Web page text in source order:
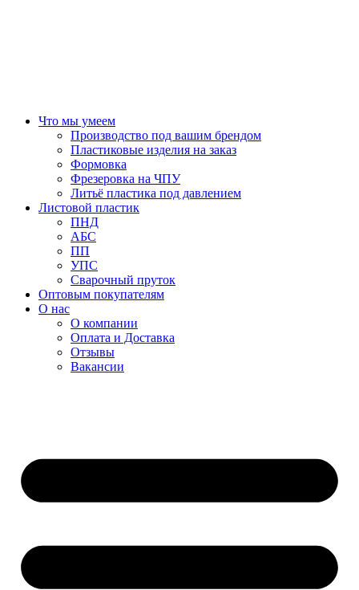
Что мы умеем
Производство под вашим брендом
Пластиковые изделия на заказ
Формовка
Фрезеровка на ЧПУ
Литьё пластика под давлением
Листовой пластик
ПНД
АБС
ПП
УПС
Сварочный пруток
Оптовым покупателям
О нас
О компании
Оплата и Доставка
Отзывы
Вакансии